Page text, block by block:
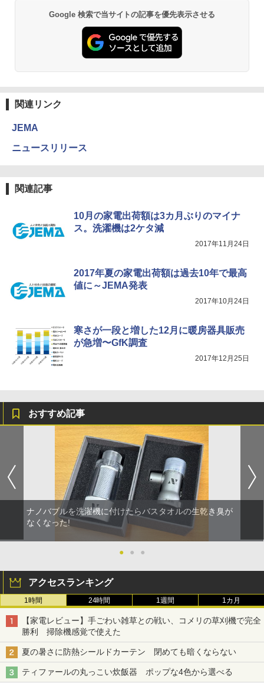
Google 検索で当サイトの記事を優先表示させる
関連リンク
JEMA
ニュースリリース
関連記事
10月の家電出荷額は3カ月ぶりのマイナ
ス。洗濯機は2ケタ減
2017年11月24日
2017年夏の家電出荷額は過去10年で最高
値に～JEMA発表
2017年10月24日
寒さが一段と増した12月に暖房器具販売
が急増〜GfK調査
2017年12月25日
おすすめ記事
ナノバブルを洗濯機に付けたらバスタオルの生乾き臭が
なくなった!
● ● ●
アクセスランキング
1時間 24時間 1週間 1カ月
【家電レビュー】手ごわい雑草との戦い、コメリの草刈機で完全
勝利 掃除機感覚で使えた
夏の暑さに防熱シールドカーテン 閉めても暗くならない
ティファールの丸っこい炊飯器 ポップな4色から選べる